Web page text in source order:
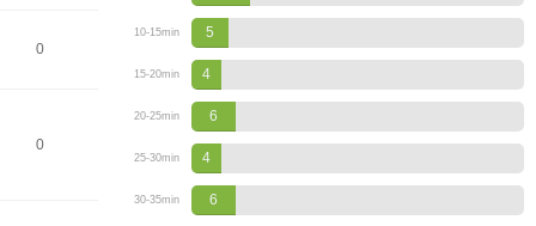
0
0
10-15min 5
15-20min 4
20-25min 6
25-30min 4
30-35min 6